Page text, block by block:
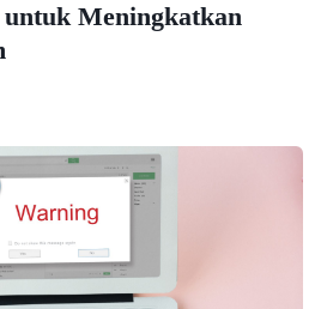
untuk Meningkatkan